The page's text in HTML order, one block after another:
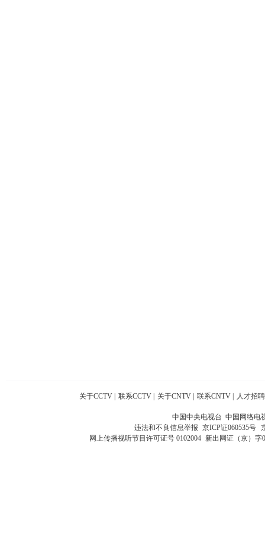
关于CCTV 联系CCTV 关于CNTV 联系CNTV 人才招聘
中国中央电视台 中国网络电
违法和不良信息举报 京ICP证060535号
网上传播视听节目许可证号 0102004 新出网证（京）